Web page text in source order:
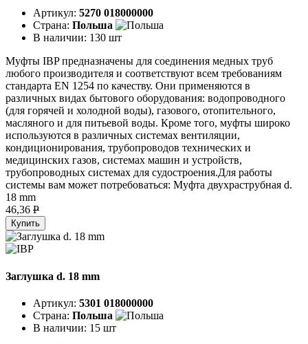
Артикул: 5270 018000000
Страна: Польша
В наличии: 130 шт
Муфты IBP предназначены для соединения медных труб
любого производителя и соответствуют всем требованиям
стандарта EN 1254 по качеству. Они применяются в
различных видах бытового оборудования: водопроводного
(для горячей и холодной воды), газового, отопительного,
масляного и для питьевой воды. Кроме того, муфты широко
используются в различных системах вентиляции,
кондиционирования, трубопроводов технических и
медицинских газов, системах машин и устройств,
трубопроводных системах для судостроения.Для работы
системы вам может потребоваться: Муфта двухраструбная d.
18 mm
46,36 P
Купить
Заглушка d. 18 mm
Артикул: 5301 018000000
Страна: Польша
В наличии: 15 шт